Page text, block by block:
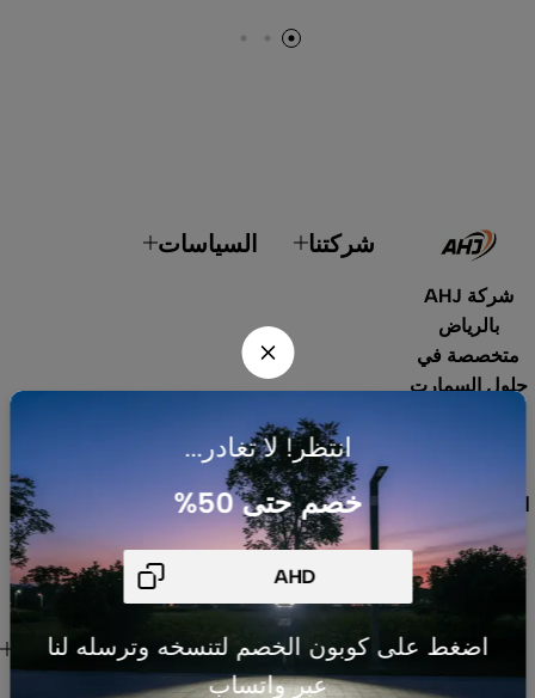
انتظر! لا تغادر...
خصم حتى 50%
اضغط على كوبون الخصم لتنسخه وترسله لنا
عبر واتساب
شركة AHJ
بالرياض
متخصصة في
حلول السمارت
والخارجية،
المنتجات
الكهربائية،
المستشعرات
والقواطع. نوفر
شركتنا
روابط هامة
للعميل
السياسات